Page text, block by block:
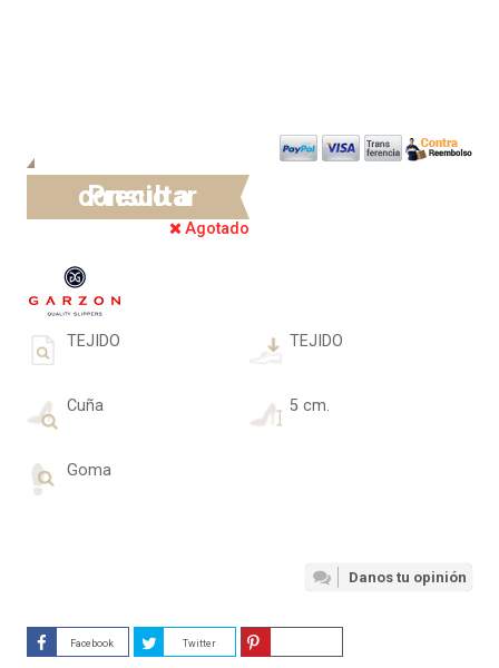
Precio a consultar
Agotado
TEJIDO TEJIDO
Cuña 5 cm.
Goma
Danos tu opinión
Facebook Twitter